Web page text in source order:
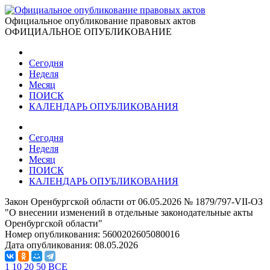
Официальное опубликование правовых актов
ОФИЦИАЛЬНОЕ ОПУБЛИКОВАНИЕ
Сегодня
Неделя
Месяц
ПОИСК
КАЛЕНДАРЬ ОПУБЛИКОВАНИЯ
Сегодня
Неделя
Месяц
ПОИСК
КАЛЕНДАРЬ ОПУБЛИКОВАНИЯ
Закон Оренбургской области от 06.05.2026 № 1879/797-VII-ОЗ
"О внесении изменений в отдельные законодательные акты
Оренбургской области"
Номер опубликования: 5600202605080016
Дата опубликования: 08.05.2026
1 10 20 50 ВСЕ